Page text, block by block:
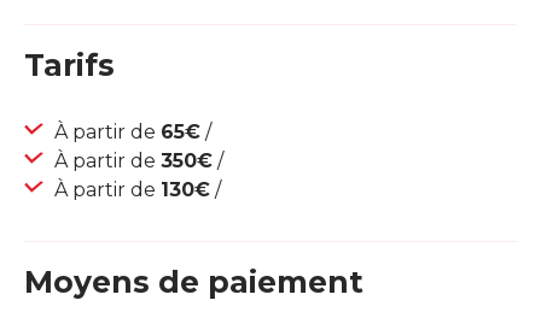
Tarifs
À partir de 65€ /
À partir de 350€ /
À partir de 130€ /
Moyens de paiement